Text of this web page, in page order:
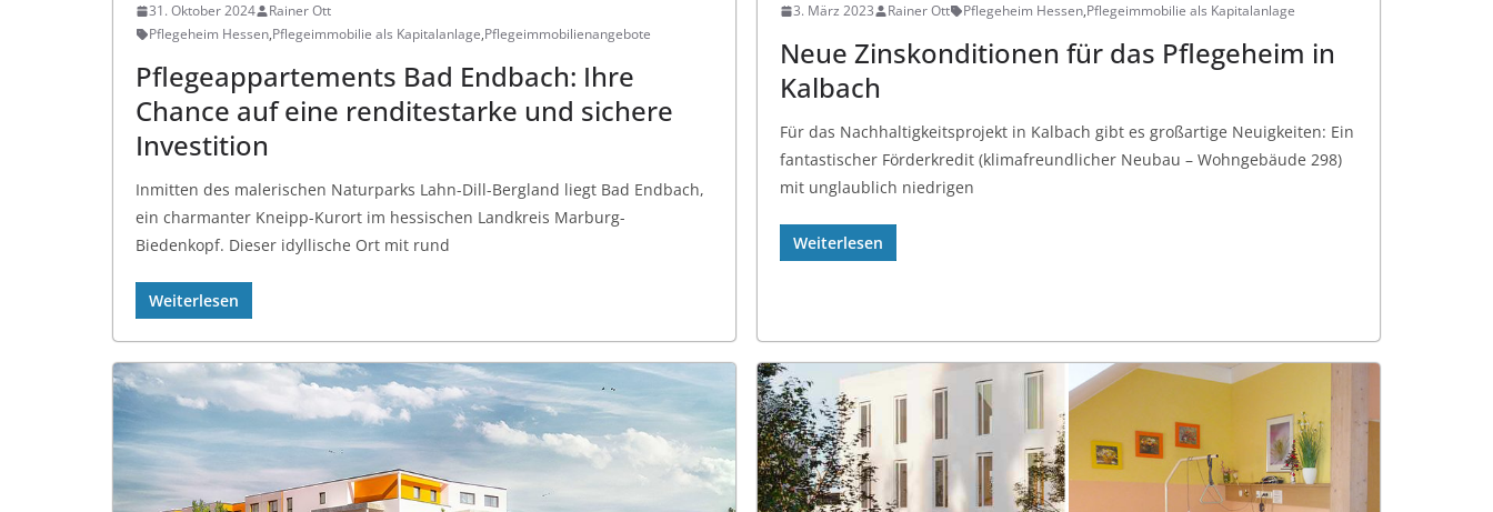
31. Oktober 2024
Rainer Ott
Pflegeheim Hessen,Pflegeimmobilie als Kapitalanlage,Pflegeimmobilienangebote
Pflegeappartements Bad Endbach: Ihre
Chance auf eine renditestarke und sichere
Investition
Inmitten des malerischen Naturparks Lahn-Dill-Bergland liegt Bad Endbach,
ein charmanter Kneipp-Kurort im hessischen Landkreis Marburg-
Biedenkopf. Dieser idyllische Ort mit rund
Weiterlesen
3. März 2023 Rainer Ott Pflegeheim Hessen,Pflegeimmobilie als Kapitalanlage
Neue Zinskonditionen für das Pflegeheim in
Kalbach
Für das Nachhaltigkeitsprojekt in Kalbach gibt es großartige Neuigkeiten: Ein
fantastischer Förderkredit (klimafreundlicher Neubau – Wohngebäude 298)
mit unglaublich niedrigen
Weiterlesen